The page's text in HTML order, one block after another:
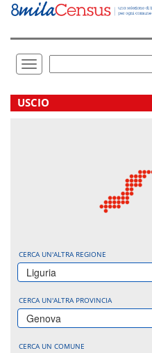
Vai
direttamente
Toggle
navigation
USCIO
CERCA UN'ALTRA REGIONE
Liguria
CERCA UN'ALTRA PROVINCIA
Genova
CERCA UN COMUNE